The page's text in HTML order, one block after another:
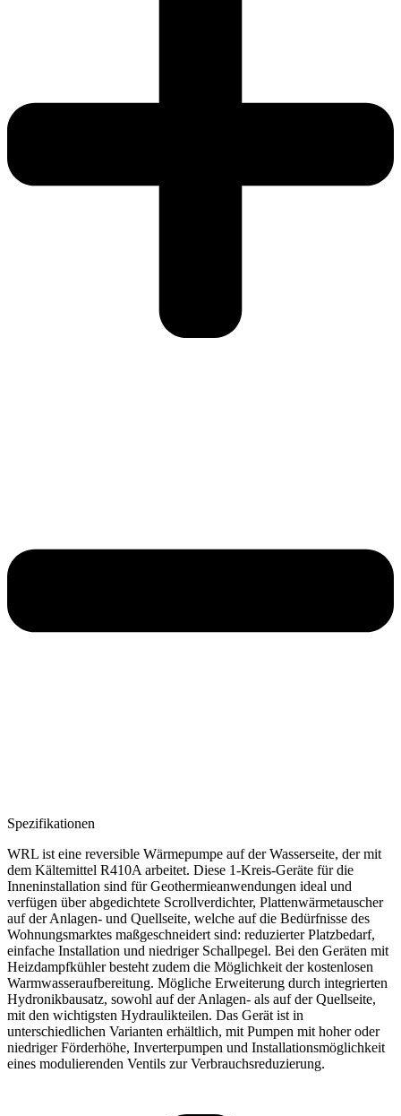
Spezifikationen
WRL ist eine reversible Wärmepumpe auf der Wasserseite, der mit
dem Kältemittel R410A arbeitet. Diese 1-Kreis-Geräte für die
Inneninstallation sind für Geothermieanwendungen ideal und
verfügen über abgedichtete Scrollverdichter, Plattenwärmetauscher
auf der Anlagen- und Quellseite, welche auf die Bedürfnisse des
Wohnungsmarktes maßgeschneidert sind: reduzierter Platzbedarf,
einfache Installation und niedriger Schallpegel. Bei den Geräten mit
Heizdampfkühler besteht zudem die Möglichkeit der kostenlosen
Warmwasseraufbereitung. Mögliche Erweiterung durch integrierten
Hydronikbausatz, sowohl auf der Anlagen- als auf der Quellseite,
mit den wichtigsten Hydraulikteilen. Das Gerät ist in
unterschiedlichen Varianten erhältlich, mit Pumpen mit hoher oder
niedriger Förderhöhe, Inverterpumpen und Installationsmöglichkeit
eines modulierenden Ventils zur Verbrauchsreduzierung.